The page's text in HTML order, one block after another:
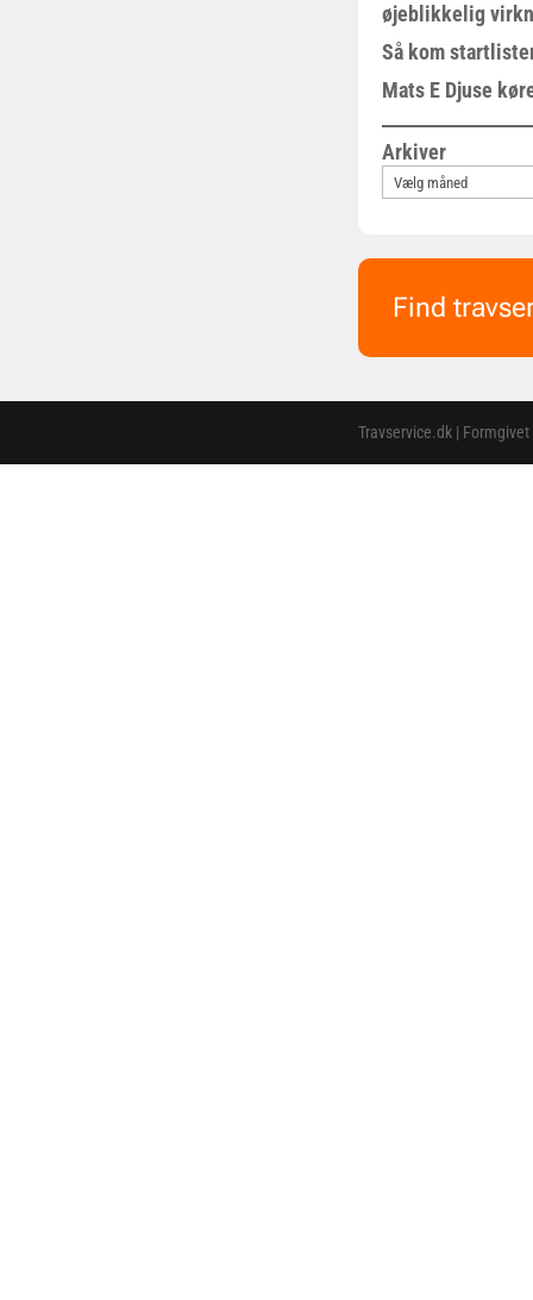
øjeblikkelig
Så kom
Mats E Djuse
Arkiver
Find
Travservice.dk |